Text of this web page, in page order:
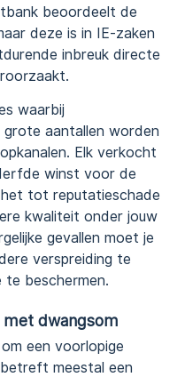
beoordeelt de
deze is in IE-zaken
inbreuk directe
waarbij
grote aantallen worden
Elk verkocht
winst voor de
tot reputatieschade
kwaliteit onder jouw
gevallen moet je
verspreiding te
te beschermen.
dwangsom
een voorlopige
meestal een